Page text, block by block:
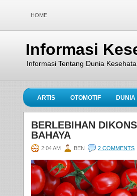
HOME
Informasi
Informasi Tentang Dunia
ARTIS OTOMOTIF
BERLEBIHAN
BAHAYA
2:04 AM BEN 2 COMMENTS